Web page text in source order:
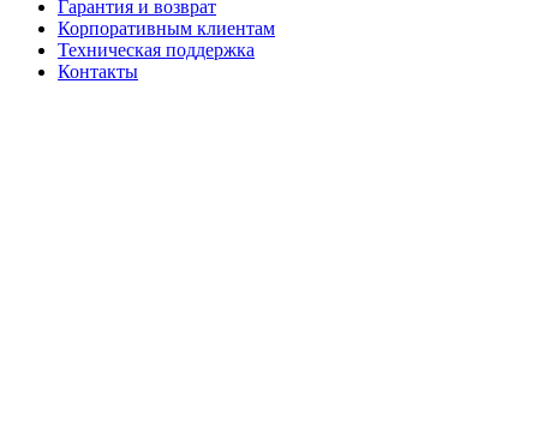
Гарантия и возврат
Корпоративным клиентам
Техническая поддержка
Контакты